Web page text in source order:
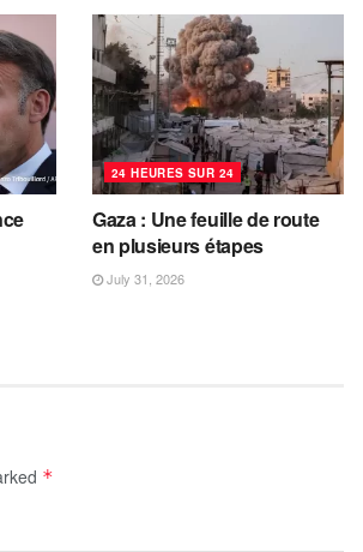
24 HEURES SUR 24
Gaza : Une feuille de route
en plusieurs étapes
July 31, 2026
*